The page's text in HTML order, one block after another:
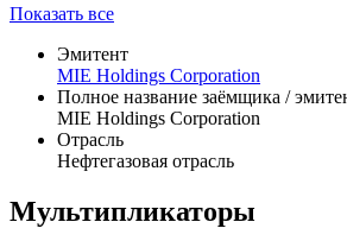
Показать все
Эмитент
MIE Holdings Corporation
Полное название заёмщика /
MIE Holdings Corporation
Отрасль
Нефтегазовая отрасль
Мультипликаторы